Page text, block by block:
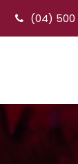
(04) 500